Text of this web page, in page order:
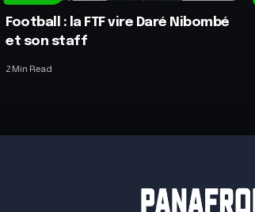
Football : la FTF vire Daré Nibombé
et son staff
2 Min Read